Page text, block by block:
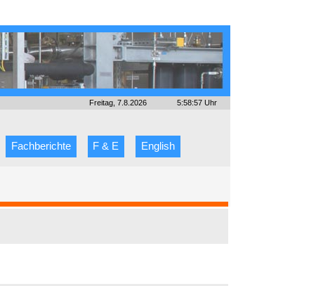
Freitag, 7.8.2026 5:58:57 Uhr
Fachberichte F & E English